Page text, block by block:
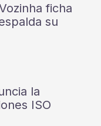
ficha
su
la
ISO